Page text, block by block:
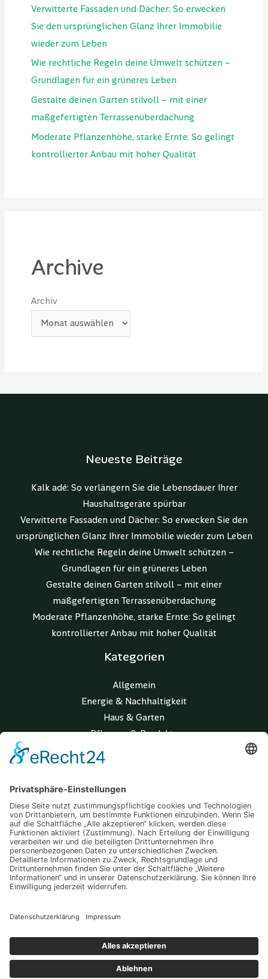
Verwitterte Fassaden und Dächer: So erwecken
Sie den ursprünglichen Glanz Ihrer Immobilie
wieder zum Leben
Wie rechtliche Regeln deine Umwelt schützen –
Grundlagen für ein grüneres Leben
Gestalte deinen Garten stilvoll – mit einer
maßgefertigten Terrassenüberdachung
Moderate Pflanzenhöhe, starke Ernte: So gelingt
kontrollierter Anbau mit hoher Qualität
Archive
Archiv
Neueste Beiträge
Kalk adé: So verlängern Sie die Lebensdauer Ihrer
Haushaltsgeräte spürbar
Verwitterte Fassaden und Dächer: So erwecken Sie den
ursprünglichen Glanz Ihrer Immobilie wieder zum Leben
Wie rechtliche Regeln deine Umwelt schützen –
Grundlagen für ein grüneres Leben
Gestalte deinen Garten stilvoll – mit einer
maßgefertigten Terrassenüberdachung
Moderate Pflanzenhöhe, starke Ernte: So gelingt
kontrollierter Anbau mit hoher Qualität
Kategorien
Allgemein
Energie & Nachhaltigkeit
Haus & Garten
Pflanzen & Produkte
Wohnen & Lifestyle
Copyright © 2026 Der grüne Daumen
Datenschutz